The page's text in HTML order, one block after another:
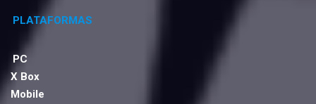
PLATAFORMAS
PC
X Box
Mobile